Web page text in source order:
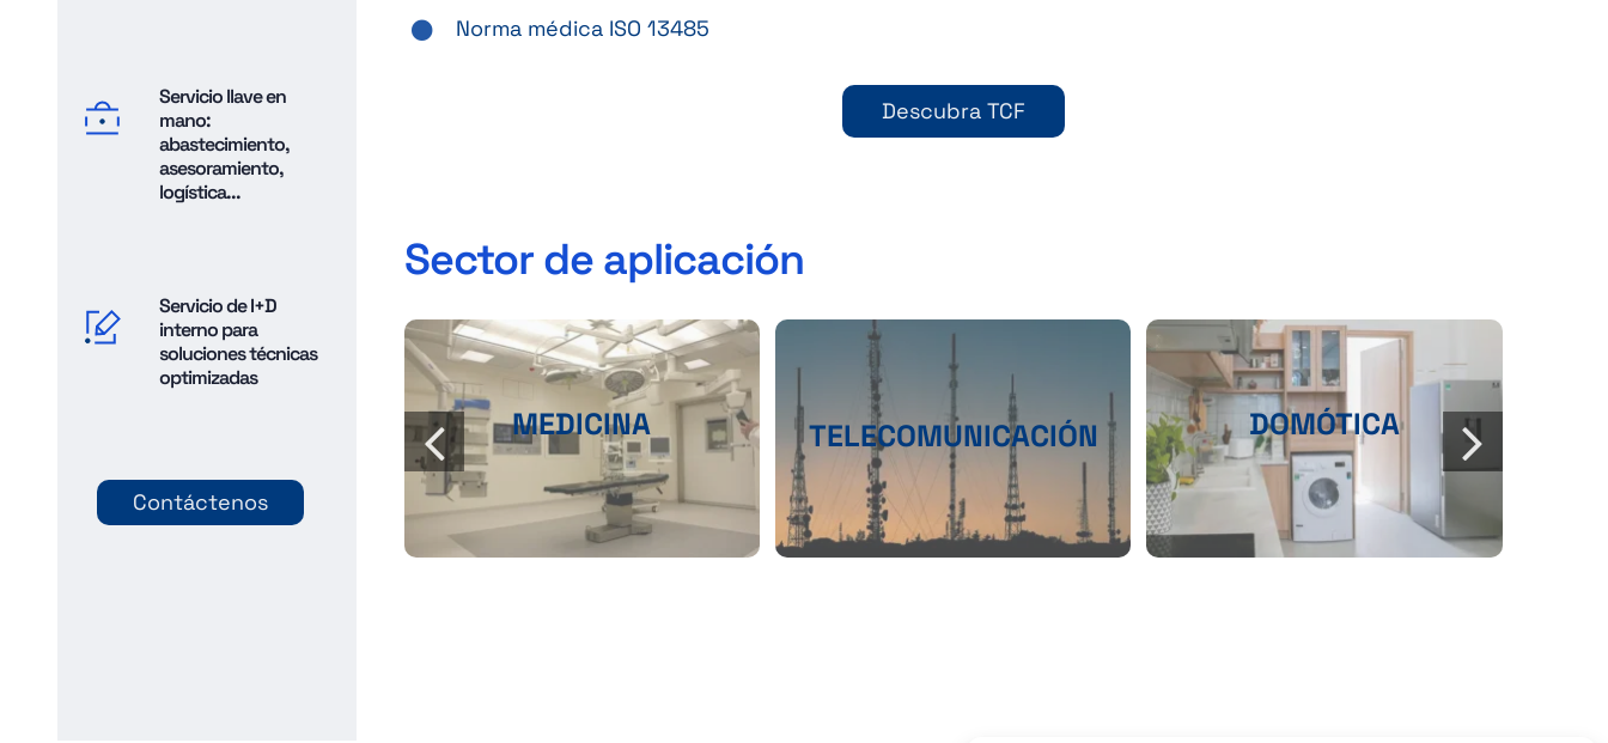
Servicio llave en
mano:
abastecimiento,
asesoramiento,
logística...
Servicio de I+D
interno para
soluciones técnicas
optimizadas
Contáctenos
Norma médica ISO 13485
Descubra TCF
Sector de aplicación
MEDICINA TELECOMUNICACIÓN DOMÓTICA